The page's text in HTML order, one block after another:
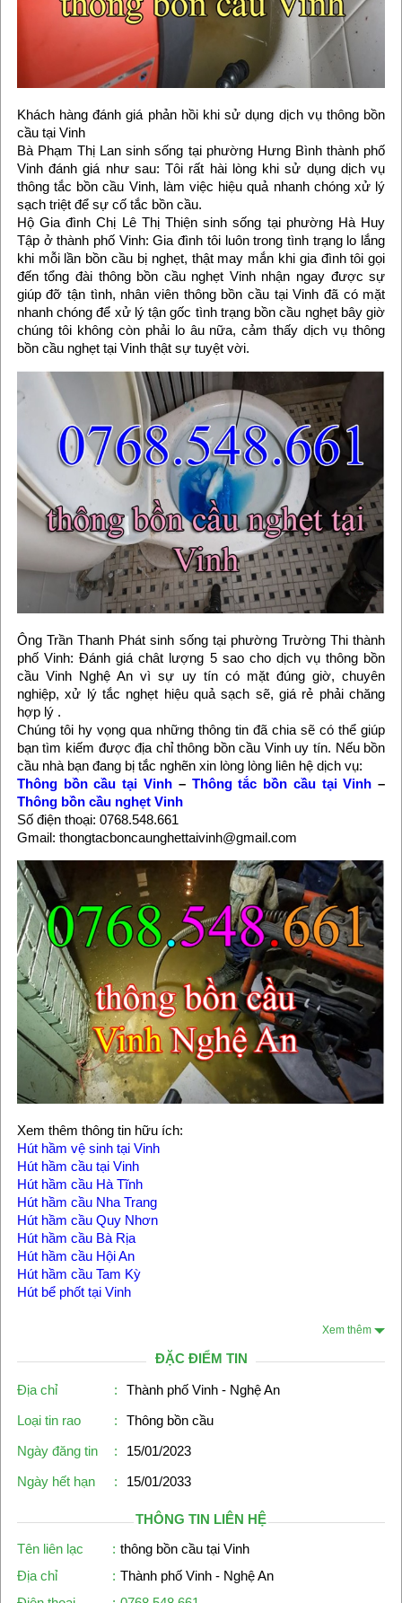
Khách hàng đánh giá phản hồi khi sử dụng dịch vụ thông bồn
cầu tại Vinh
Bà Phạm Thị Lan sinh sống tại phường Hưng Bình thành phố
Vinh đánh giá như sau: Tôi rất hài lòng khi sử dụng dịch vụ
thông tắc bồn cầu Vinh, làm việc hiệu quả nhanh chóng xử lý
sạch triệt để sự cố tắc bồn cầu.
Hộ Gia đình Chị Lê Thị Thiện sinh sống tại phường Hà Huy
Tập ở thành phố Vinh: Gia đình tôi luôn trong tình trạng lo lắng
khi mỗi lần bồn cầu bị nghẹt, thật may mắn khi gia đình tôi gọi
đến tổng đài thông bồn cầu nghẹt Vinh nhận ngay được sự
giúp đỡ tận tình, nhân viên thông bồn cầu tại Vinh đã có mặt
nhanh chóng để xử lý tận gốc tình trạng bồn cầu nghẹt bây giờ
chúng tôi không còn phải lo âu nữa, cảm thấy dịch vụ thông
bồn cầu nghẹt tại Vinh thật sự tuyệt vời.
Ông Trần Thanh Phát sinh sống tại phường Trường Thi thành
phố Vinh: Đánh giá chât lượng 5 sao cho dịch vụ thông bồn
cầu Vinh Nghệ An vì sự uy tín có mặt đúng giờ, chuyên
nghiệp, xử lý tắc nghẹt hiệu quả sạch sẽ, giá rẻ phải chăng
hợp lý .
Chúng tôi hy vọng qua những thông tin đã chia sẽ có thể giúp
bạn tìm kiếm được địa chỉ thông bồn cầu Vinh uy tín. Nếu bồn
cầu nhà bạn đang bị tắc nghẽn xin lòng lòng liên hệ dịch vụ:
Thông bồn cầu tại Vinh– Thông tắc bồn cầu tại Vinh –
Thông bồn cầu nghẹt Vinh
Số điện thoại: 0768.548.661
Gmail: thongtacboncaunghettaivinh@gmail.com
Xem thêm thông tin hữu ích:
Hút hầm vệ sinh tại Vinh
Hút hầm cầu tại Vinh
Hút hầm cầu Hà Tĩnh
Hút hầm cầu Nha Trang
Hút hầm cầu Quy Nhơn
Hút hầm cầu Bà Rịa
Hút hầm cầu Hội An
Hút hầm cầu Tam Kỳ
Hút bể phốt tại Vinh
Xem thêm
ĐẶC ĐIỂM TIN
Địa chỉ :
Thành phố Vinh - Nghệ An
Loại tin rao
:
Thông bồn cầu
Ngày đăng tin
:
15/01/2023
Ngày hết hạn
: 15/01/2033
THÔNG TIN LIÊN HỆ
Tên liên lạc
: thông bồn cầu tại Vinh
Địa chỉ
: Thành phố Vinh - Nghệ An